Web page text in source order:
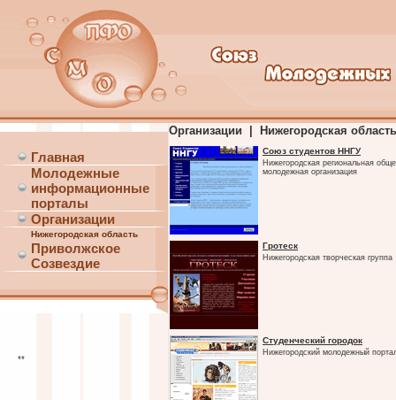
Главная
Молодежные
информационные
порталы
Организации
Нижегородская область
Приволжское
Созвездие
**
Организации | Нижегородская область
Союз студентов ННГУ
Нижегородская региональная
молодежная организация
Гротеск
Нижегородская творческая группа
Студенческий городок
Нижегородский молодежный